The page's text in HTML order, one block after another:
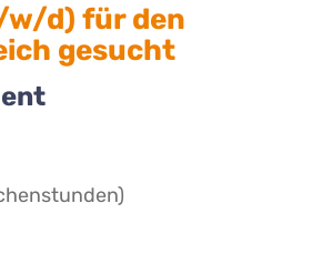
w/d) für den
gesucht